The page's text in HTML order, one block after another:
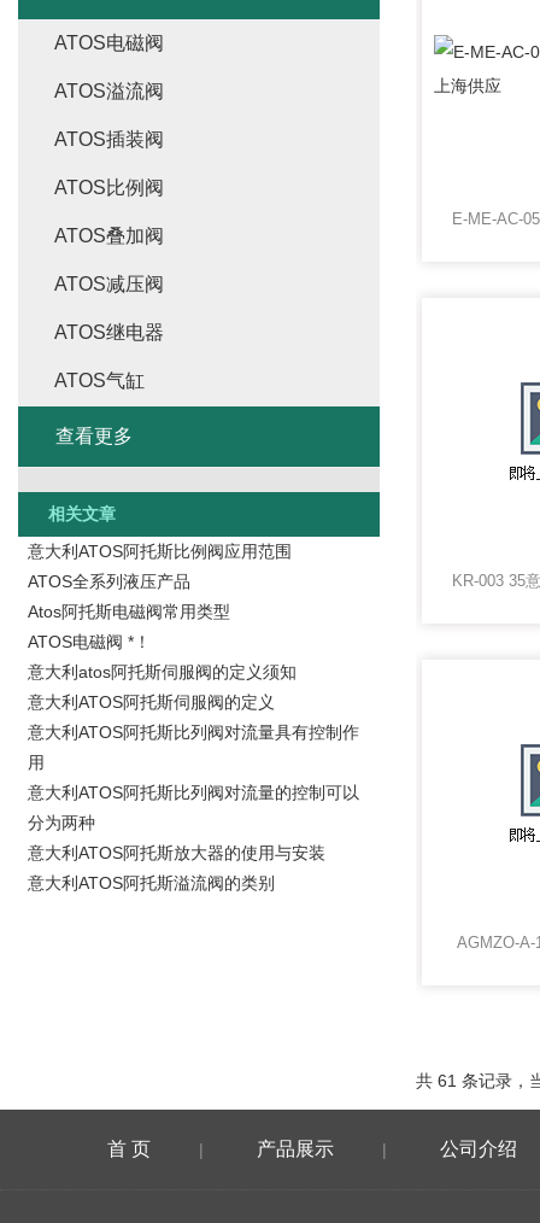
AGMZO-A-
共 61 条记录
ATOS电磁阀
ATOS溢流阀
ATOS插装阀
ATOS比例阀
ATOS叠加阀
ATOS减压阀
ATOS继电器
ATOS气缸
查看更多
相关文章
意大利ATOS阿托斯比例阀应用范围
ATOS全系列液压产品
Atos阿托斯电磁阀常用类型
ATOS电磁阀 *！
意大利atos阿托斯伺服阀的定义须知
意大利ATOS阿托斯伺服阀的定义
意大利ATOS阿托斯比列阀对流量具有控制作
用
意大利ATOS阿托斯比列阀对流量的控制可以
分为两种
意大利ATOS阿托斯放大器的使用与安装
意大利ATOS阿托斯溢流阀的类别
首 页 | 产品展示 | 公司介绍